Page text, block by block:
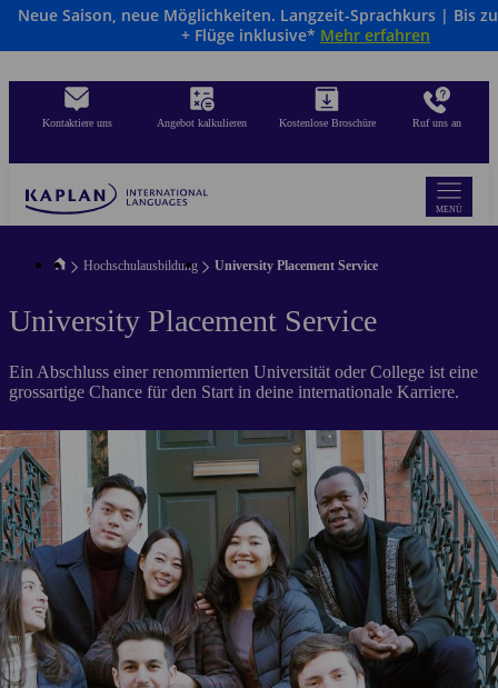
Direkt
Kontaktiere uns Angebot kalkulieren Kostenlose Broschüre Ruf uns an
MENÜ
Neue Saison, neue Möglichkeiten. Langzeit-Sprachkurs | Bis
+ Flüge inklusive* Mehr erfahren
Hochschulausbildung University Placement Service
University Placement Service
Ein Abschluss einer renommierten Universität oder College ist eine
grossartige Chance für den Start in deine internationale Karriere.